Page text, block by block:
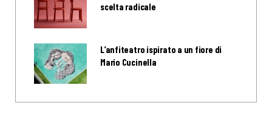
scelta radicale
L’anfiteatro ispirato a un fiore di
Mario Cucinella